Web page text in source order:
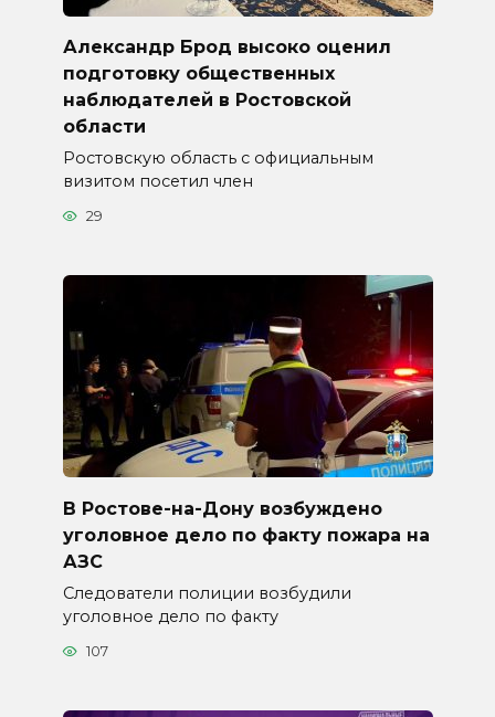
Александр Брод высоко оценил
подготовку общественных
наблюдателей в Ростовской
области
Ростовскую область с официальным
визитом посетил член
29
В Ростове-на-Дону возбуждено
уголовное дело по факту пожара на
АЗС
Следователи полиции возбудили
уголовное дело по факту
107